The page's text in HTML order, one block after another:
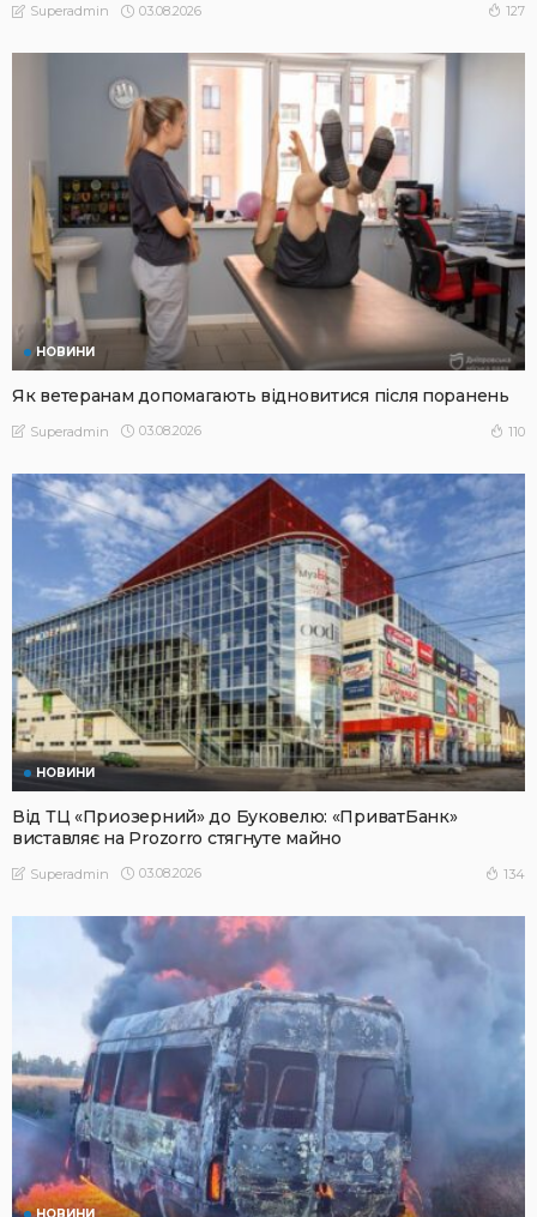
Superadmin 03.08.2026 127
НОВИНИ
Як ветеранам допомагають відновитися після поранень
Superadmin 03.08.2026 110
НОВИНИ
Від ТЦ «Приозерний» до Буковелю: «ПриватБанк»
виставляє на Prozorro стягнуте майно
Superadmin 03.08.2026 134